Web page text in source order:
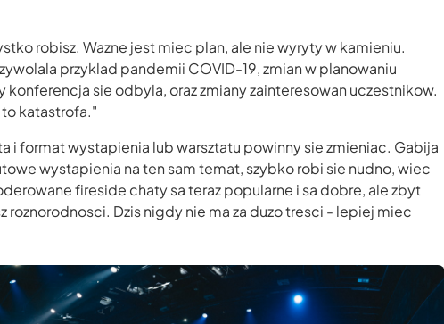
robisz. Wazne jest miec plan, ale nie wyryty w kamieniu.
przyklad pandemii COVID-19, zmian w planowaniu
sie odbyla, oraz zmiany zainteresowan uczestnikow.
to katastrofa."
i format wystapienia lub warsztatu powinny sie zmieniac. Gabija
wystapienia na ten sam temat, szybko robi sie nudno, wiec
fireside chaty sa teraz popularne i sa dobre, ale zbyt
roznorodnosci. Dzis nigdy nie ma za duzo tresci - lepiej miec